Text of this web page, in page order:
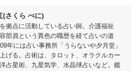
(さくら べに)
拠点に活動している占い師。介護福祉
部員という異色の職歴を経て占いの道
年には占い事務所「うらないや夕月堂」
げる。占術は、タロット、オラクルカー
占星術、九星気学、水晶球占いなど。鑑